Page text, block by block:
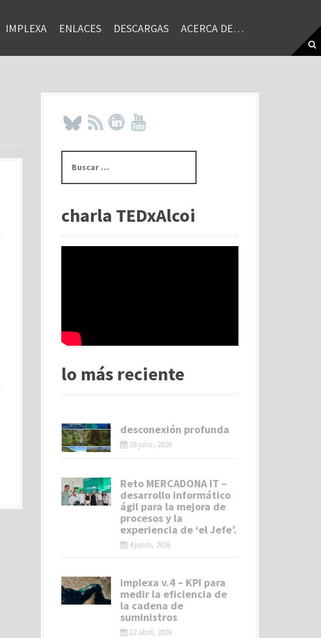
IMPLEXA ENLACES DESCARGAS ACERCA DE…
s
rcharla TEDxAlcoi
lo más reciente
desconexión profunda
28 julio, 2026
Reto MERCADONA IT –
desarrollo informático
ágil para la mejora de
procesos y la
experiencia de ‘el Jefe’.
4 junio, 2026
implexa v.4 – KPI para
medir la eficiencia de
la cadena de
suministros
12 abril, 2026